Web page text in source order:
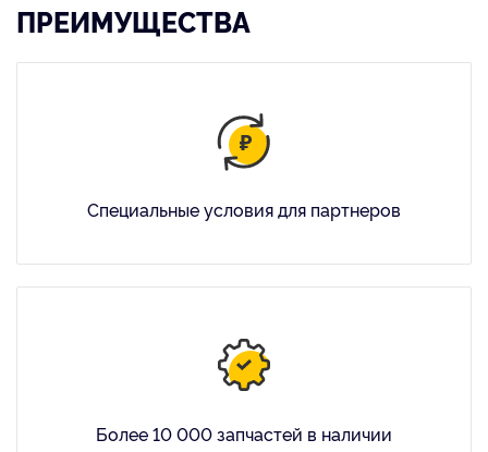
ПРЕИМУЩЕСТВА
Специальные условия для партнеров
Более 10 000 запчастей в наличии